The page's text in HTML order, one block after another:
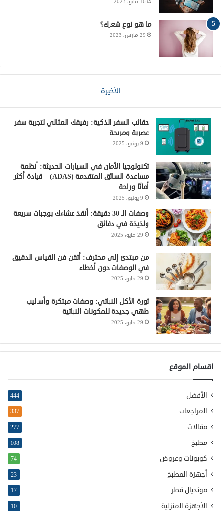
16 مايو، 2023
ما هو نوع شعرك؟
29 مارس، 2023
الأخيرة
حقائب السفر الذكية: رفيقك المثالي لتجربة سفر
عصرية ومريحة
9 يونيو، 2025
تكنولوجيا الأمان في السيارات الحديثة: أنظمة
مساعدة السائق المتقدمة (ADAS) – قيادة أكثر
أمانًا وراحة
9 يونيو، 2025
وصفات الـ 30 دقيقة: أنقذ عشاءك بوجبات سريعة
ولذيذة في دقائق
29 مايو، 2025
من مبتدئ إلى محترف: أتقن فن القياس الدقيق
في الوصفات دون أخطاء
29 مايو، 2025
ثورة الأكل النباتي: وصفات مبتكرة وأساليب
طهي جديدة للمكونات النباتية
29 مايو، 2025
اقسام الموقع
الأفضل 444
المراجعات 337
مقالات 277
مطبخ 108
كوبونات وعروض 74
أجهزة المطبخ 23
مونديال قطر 17
الأجهزة المنزلية 10